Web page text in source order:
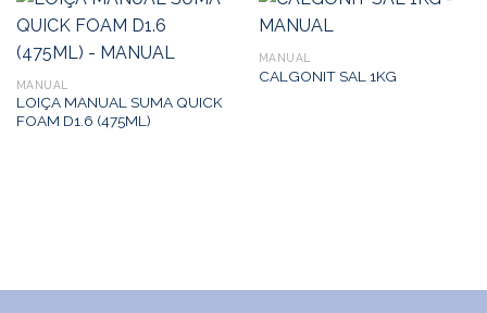
MANUAL
LOIÇA MANUAL SUMA QUICK
FOAM D1.6 (475ML)
MANUAL
CALGONIT SAL 1KG